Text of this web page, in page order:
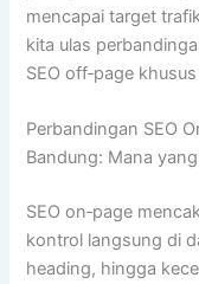
mencapai target
kita ulas
SEO off‑page
Perbandingan SEO
Bandung: Mana
SEO on‑page
kontrol langsung di
heading, hingga